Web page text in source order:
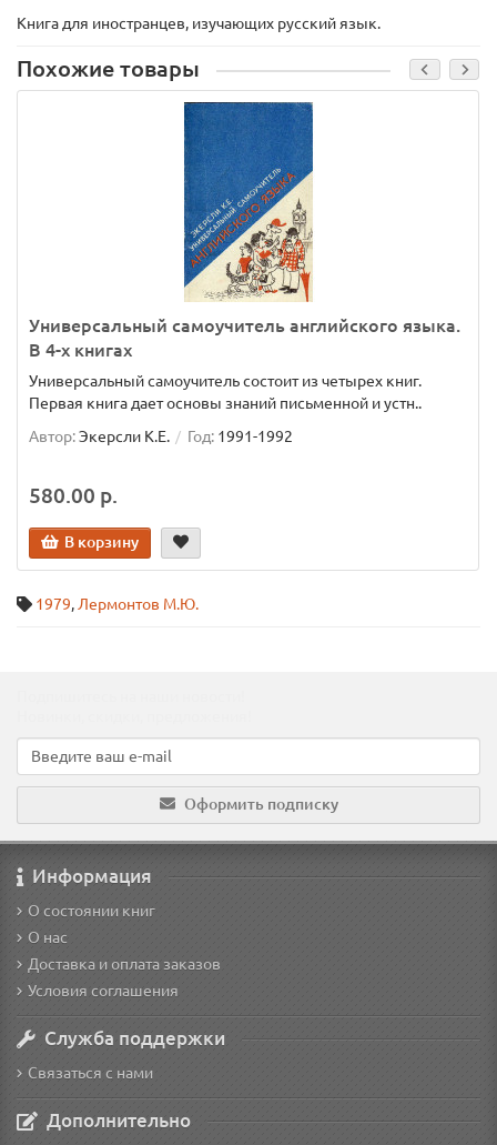
Книга для иностранцев, изучающих русский язык.
Похожие товары
Универсальный самоучитель английского языка.
В 4-х книгах
Универсальный самоучитель состоит из четырех книг.
Первая книга дает основы знаний письменной и устн..
Автор:Экерсли К.Е. Год: 1991-1992
580.00 р.
В корзину
1979, Лермонтов М.Ю.
Оформить подписку
Информация
О состоянии книг
О нас
Доставка и оплата заказов
Условия соглашения
Служба поддержки
Связаться с нами
Дополнительно